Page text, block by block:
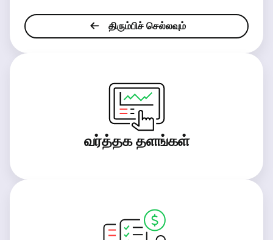
திரும்பிச் செல்லவும்
வர்த்தக தளங்கள்